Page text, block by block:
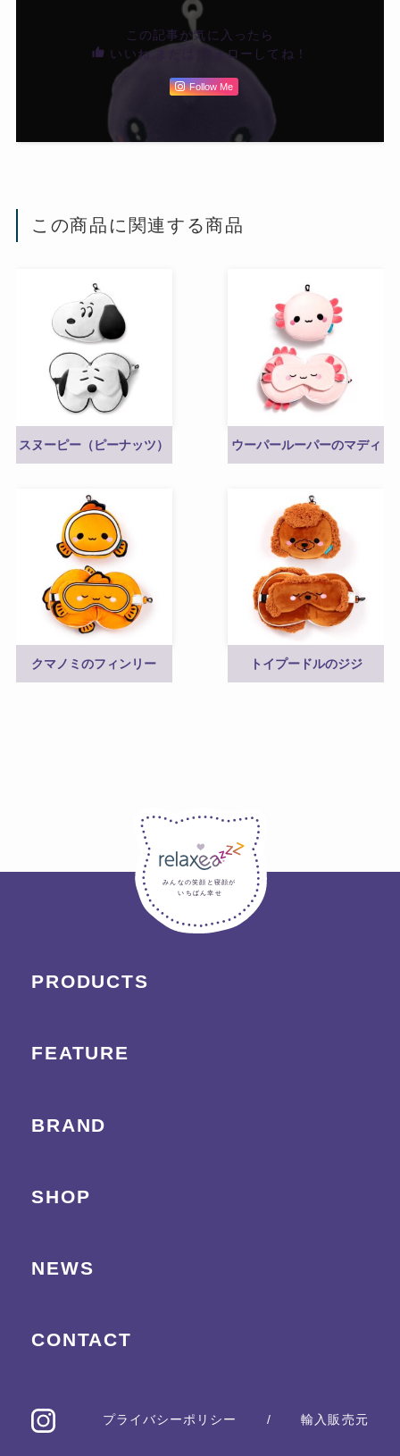
この記事が気に入ったら
いいね または フォローしてね！
Follow Me
この商品に関連する商品
スヌーピー（ピーナッツ） ウーパールーパーのマディ
クマノミのフィンリー トイプードルのジジ
みんなの笑顔と寝顔が
いちばん幸せ
PRODUCTS
FEATURE
BRAND
SHOP
NEWS
CONTACT
プライバシーポリシー / 輸入販売元